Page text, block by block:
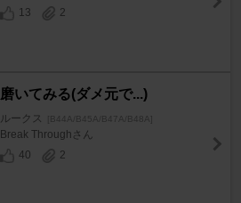
13
2
磨いてみる(ダメ元で...)
ルークス [B44A/B45A/B47A/B48A]
Break Throughさん
40
2